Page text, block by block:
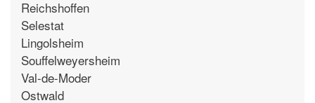
Reichshoffen
Selestat
Lingolsheim
Souffelweyersheim
Val-de-Moder
Ostwald